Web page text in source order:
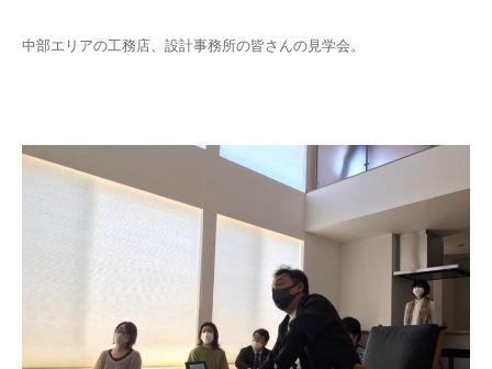
中部エリアの工務店、設計事務所の皆さんの見学会。